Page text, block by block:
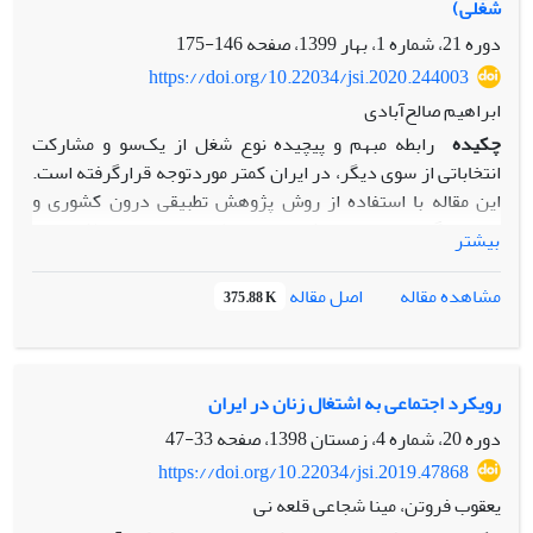
وضعیت ایران نمایان ساخت که شرایط کلان ایران در رابطه با
عوامل اقتصادی و سیاسی برای توسعه ا.م.ع.ص (ارتباط متقابل
علم و صنعت ) به‌هیچ‌وجه مناسب نبوده اما عوامل فرهنگی و
اجتماعی وضعیت نسبتاً خوبی برای ا.م.ع.ص دارند.
شغلی)
دوره 21، شماره 1، بهار 1399، صفحه
146-175
https://doi.org/10.22034/jsi.2020.244003
ابراهیم صالح‌آبادی
چکیده رابطه مبهم و پیچیده نوع شغل از یک‌سو و مشارکت
انتخاباتی از سوی دیگر، در ایران کمتر موردتوجه قرارگرفته است.
این مقاله با استفاده از روش پژوهش تطبیقی درون کشوری و
مقایسه گروه‌های مختلف شغلی، در سطح سیستمی در تلاش است
تا رابطه بین این دو را در انتخابات ریاست‌جمهوری دوره دهم و
یازدهم و تا حدودی دوره دوازدهم بررسی کند. نتایج تحقیق
نشان داد که دوره‌های انتخاباتی به‌عنوان یک متغیر مستقل تأثیر
اساسی بر مشارکت انتخاباتی دارد و این امر مانع از تجمیع
بین مشاغل دولتی نسبت به مشاغل خصوصی در دو دوره
ریاست‌جمهوری دهم و یازدهم پایین است که مغایر با یافته‌های
محققان دیگر است. میزان مشارکت انتخاباتی مشاغل زیر کم است:
متخصصان و 4. کارگران ساده.
بیشتر
مشاهده مقاله
اصل مقاله 375.88 K
رویکرد اجتماعی به اشتغال زنان در ایران
دوره 20، شماره 4، زمستان 1398، صفحه
33-47
https://doi.org/10.22034/jsi.2019.47868
یعقوب فروتن، مینا شجاعی قلعه نی